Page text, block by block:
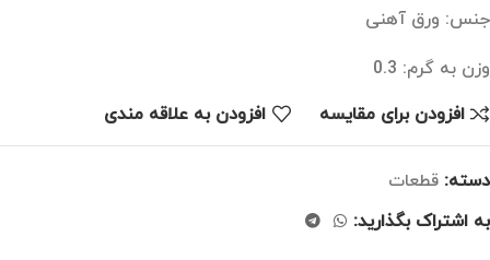
جنس: ورق آهنی
وزن به گرم: 0.3
افزودن برای مقایسه
افزودن به علاقه مندی
دسته: قطعات
به اشتراک بگذارید: